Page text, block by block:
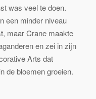
was veel te doen.
een minder niveau
maar Crane maakte
en zei in zijn
Arts dat
de bloemen groeien.